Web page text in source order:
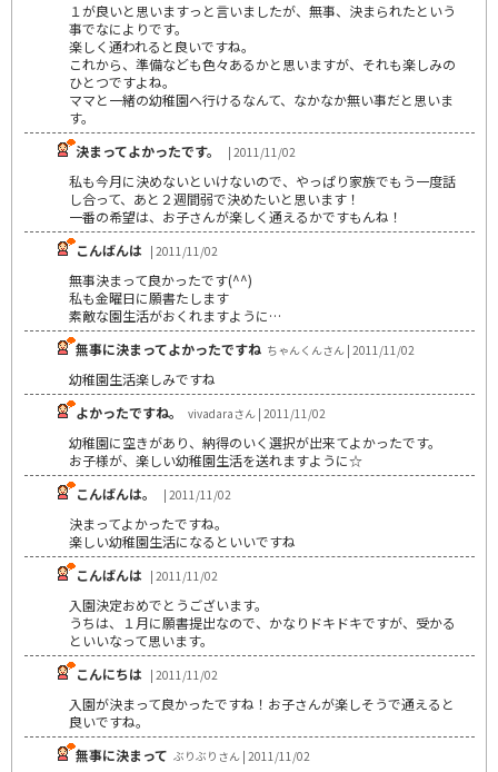
１が良いと思いますっと言いましたが、無事、決まられたという
事でなによりです。
楽しく通われると良いですね。
これから、準備なども色々あるかと思いますが、それも楽しみの
ひとつですよね。
ママと一緒の幼稚園へ行けるなんて、なかなか無い事だと思いま
す。
決まってよかったです。
| 2011/11/02
私も今月に決めないといけないので、やっぱり家族でもう一度話
し合って、あと２週間弱で決めたいと思います！
一番の希望は、お子さんが楽しく通えるかですもんね！
こんばんは | 2011/11/02
無事決まって良かったです(^^)
私も金曜日に願書たします
素敵な園生活がおくれますように…
無事に決まってよかったですね ちゃんくんさん | 2011/11/02
幼稚園生活楽しみですね
よかったですね。
vivadaraさん | 2011/11/02
幼稚園に空きがあり、納得のいく選択が出来てよかったです。
お子様が、楽しい幼稚園生活を送れますように☆
こんばんは。
| 2011/11/02
決まってよかったですね。
楽しい幼稚園生活になるといいですね
こんばんは | 2011/11/02
入園決定おめでとうございます。
うちは、１月に願書提出なので、かなりドキドキですが、受かる
といいなって思います。
こんにちは | 2011/11/02
入園が決まって良かったですね！お子さんが楽しそうで通えると
良いですね。
無事に決まって ぶりぶりさん | 2011/11/02